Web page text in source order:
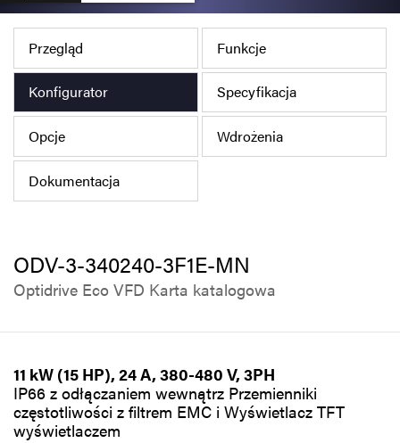
Przegląd Funkcje
Konfigurator Specyfikacja
Opcje Wdrożenia
Dokumentacja
ODV-3-340240-3F1E-MN
Optidrive Eco VFD Karta katalogowa
11 kW (15 HP), 24 A, 380-480 V, 3PH
IP66 z odłączaniem wewnątrz Przemienniki
częstotliwości z filtrem EMC i Wyświetlacz TFT
wyświetlaczem
Polityka prywatności
Mapa strony
iSource Rejestracja